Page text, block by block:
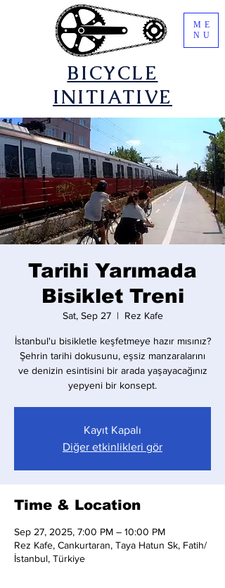
​BICYCLE
INITIATIVE
ME
NU
Tarihi Yarımada
Bisiklet Treni
Sat, Sep 27
  |
Rez Kafe
İstanbul'u bisikletle keşfetmeye hazır mısınız?
Şehrin tarihi dokusunu, eşsiz manzaralarını
ve denizin esintisini bir arada yaşayacağınız
yepyeni bir konsept.
Kayıt Kapalı
Diğer etkinlikleri gör
Time & Location
Sep 27, 2025, 7:00 PM – 10:00 PM
Rez Kafe, Cankurtaran, Taya Hatun Sk, Fatih/
İstanbul, Türkiye